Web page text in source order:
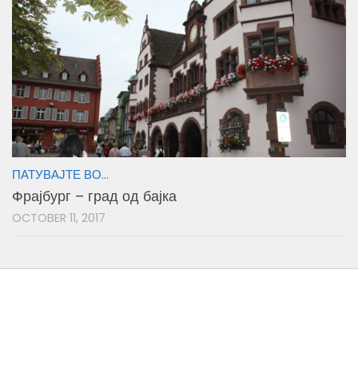
ПАТУВАЈТЕ ВО...
Фрајбург – град од бајка
OCTOBER 11, 2017